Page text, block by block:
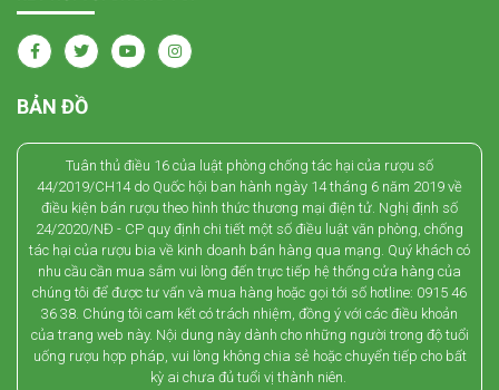
BẢN ĐỒ
Tuân thủ điều 16 của luật phòng chống tác hại của rượu số
44/2019/CH14 do Quốc hội ban hành ngày 14 tháng 6 năm 2019 về
điều kiện bán rượu theo hình thức thương mại điện tử. Nghị định số
24/2020/NĐ - CP quy định chi tiết một số điều luật văn phòng, chống
tác hại của rượu bia về kinh doanh bán hàng qua mạng. Quý khách có
nhu cầu cần mua sắm vui lòng đến trực tiếp hệ thống cửa hàng của
chúng tôi để được tư vấn và mua hàng hoặc gọi tới số hotline: 0915 46
36 38. Chúng tôi cam kết có trách nhiệm, đồng ý với các điều khoản
của trang web này. Nội dung này dành cho những người trong độ tuổi
uống rượu hợp pháp, vui lòng không chia sẻ hoặc chuyển tiếp cho bất
kỳ ai chưa đủ tuổi vị thành niên.